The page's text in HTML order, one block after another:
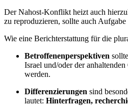
Der Nahost-Konflikt heizt auch
zu reproduzieren, sollte auch
Wie eine Berichterstattung für die
Betroffenenperspektiven
Israel und/oder der
werden.
Differenzierungen sind
lautet: Hinterfragen,